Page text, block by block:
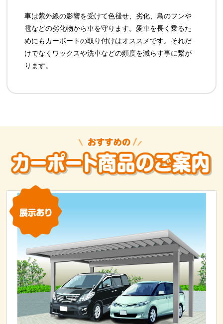
車は紫外線の影響を受けて色褪せ、劣化、鳥のフンや
雹などの劣化物から車を守ります。愛車を長く乗るた
めにもカーポートの取り付けはオススメです。それだ
けでなくワックスや洗車などの頻度を減らす事に繋が
ります。